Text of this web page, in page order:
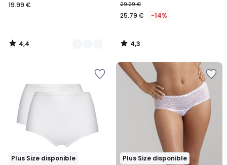
19.99 €
4,4
/
29.99 €
25.79 € -14%
4,3
/
Plus Size disponible Plus Size disponible